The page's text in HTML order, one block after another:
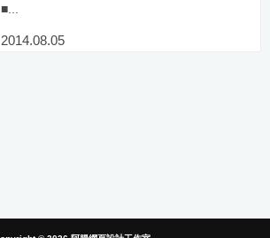
2014.08.05